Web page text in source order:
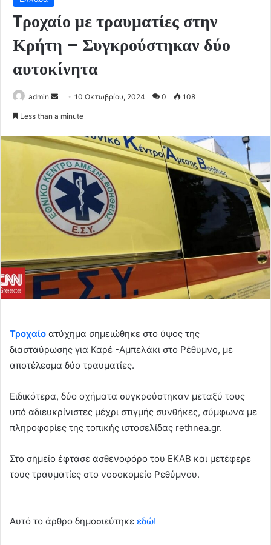
Tροχαίο με τραυματίες στην
Κρήτη – Συγκρούστηκαν δύο
αυτοκίνητα
admin
Send10 Οκτωβρίου, 2024 0 108
Less than a minute
Τροχαίο ατύχημα σημειώθηκε στο ύψος της
διασταύρωσης για Καρέ -Αμπελάκι στο Ρέθυμνο, με
αποτέλεσμα δύο τραυματίες.
Ειδικότερα, δύο οχήματα συγκρούστηκαν μεταξύ τους
υπό αδιευκρίνιστες μέχρι στιγμής συνθήκες, σύμφωνα με
πληροφορίες της τοπικής ιστοσελίδας rethnea.gr.
Στο σημείο έφτασε ασθενοφόρο του ΕΚΑΒ και μετέφερε
τους τραυματίες στο νοσοκομείο Ρεθύμνου.
Αυτό το άρθρο δημοσιεύτηκε εδώ!